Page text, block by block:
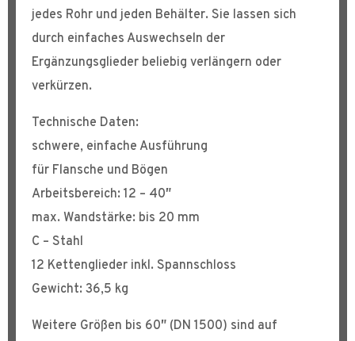
jedes Rohr und jeden Behälter. Sie lassen sich
durch einfaches Auswechseln der
Ergänzungsglieder beliebig verlängern oder
verkürzen.
Technische Daten:
schwere, einfache Ausführung
für Flansche und Bögen
Arbeitsbereich: 12 – 40″
max. Wandstärke: bis 20 mm
C – Stahl
12 Kettenglieder inkl. Spannschloss
Gewicht: 36,5 kg
Weitere Größen bis 60″ (DN 1500) sind auf